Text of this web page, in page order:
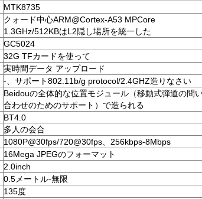
MTK8735
クォード中心ARM@Cortex-A53 MPCore
1.3GHz/512KBはL2隠し場所を統一した
GC5024
32G TFカードを使って
実時間データ アップロード
-、サポート802.11b/g protocol/2.4GHZ造りなさい
Beidouの全体的な位置モジュール（移動式弾道の問
合わせのためのサポート）で造られる
BT4.0
多人の会合
1080P@30fps/720@30fps、256kbps-8Mbps
16Mega JPEGのフォーマット
2.0inch
0.5メートル-無限
135度